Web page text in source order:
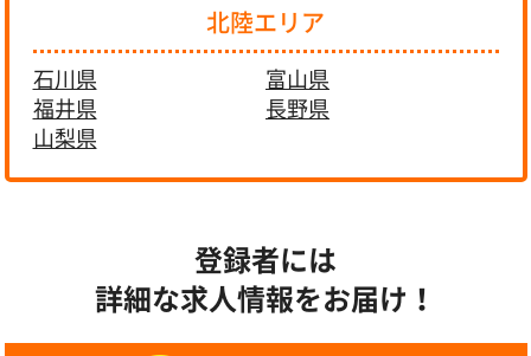
北陸エリア
石川県
富山県
福井県
長野県
山梨県
登録者には
詳細な求人情報をお届け！